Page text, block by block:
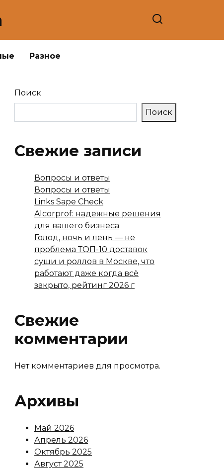
Разное
Поиск
Поиск
Свежие записи
Вопросы и ответы
Вопросы и ответы
Links Sape Check
Alcorprof: надежные решения
для вашего бизнеса
Голод, ночь и лень — не
проблема ТОП-10 доставок
суши и роллов в Москве, что
работают даже когда всё
закрыто, рейтинг 2026 г
Свежие
комментарии
Нет комментариев для просмотра.
Архивы
Май 2026
Апрель 2026
Октябрь 2025
Август 2025